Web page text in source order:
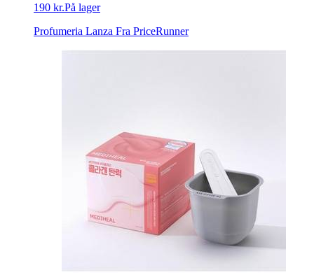
190 kr.På lager
Profumeria Lanza Fra PriceRunner